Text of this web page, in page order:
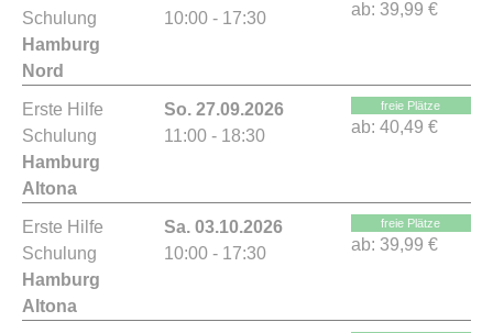
Schulung
Hamburg
Nord
10:00 - 17:30
ab: 39,99 €
Erste Hilfe
Schulung
Hamburg
Altona
So. 27.09.2026
11:00 - 18:30
freie Plätze
ab: 40,49 €
Erste Hilfe
Schulung
Hamburg
Altona
Sa. 03.10.2026
10:00 - 17:30
freie Plätze
ab: 39,99 €